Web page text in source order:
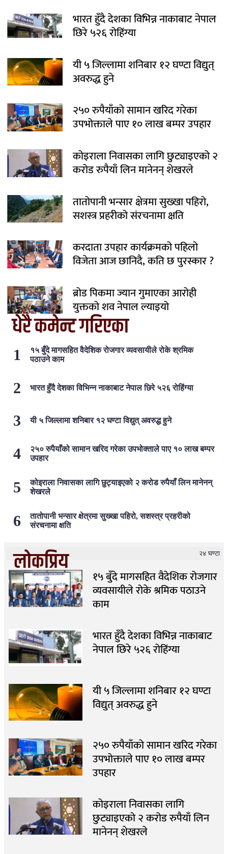
भारत हुँदै देशका विभिन्न नाकाबाट नेपाल
छिरे ५२६ रोहिंग्या
यी ५ जिल्लामा शनिबार १२ घण्टा विद्युत्
अवरुद्ध हुने
२५० रुपैयाँको सामान खरिद गरेका
उपभोक्ताले पाए १० लाख बम्पर उपहार
कोइराला निवासका लागि छुट्याइएको २
करोड रुपैयाँ लिन मानेनन् शेखरले
तातोपानी भन्सार क्षेत्रमा सुख्खा पहिरो,
सशस्त्र प्रहरीको संरचनामा क्षति
करदाता उपहार कार्यक्रमको पहिलो
विजेता आज छानिदै, कति छ पुरस्कार ?
ब्रोड पिकमा ज्यान गुमाएका आरोही
युक्तको शव नेपाल ल्याइयो
धेरै कमेन्ट गरिएका
१५ बुँदे मागसहित वैदेशिक रोजगार व्यवसायीले रोके श्रमिक
पठाउने काम
भारत हुँदै देशका विभिन्न नाकाबाट नेपाल छिरे ५२६ रोहिंग्या
यी ५ जिल्लामा शनिबार १२ घण्टा विद्युत् अवरुद्ध हुने
२५० रुपैयाँको सामान खरिद गरेका उपभोक्ताले पाए १० लाख बम्पर
उपहार
कोइराला निवासका लागि छुट्याइएको २ करोड रुपैयाँ लिन मानेनन्
शेखरले
तातोपानी भन्सार क्षेत्रमा सुख्खा पहिरो, सशस्त्र प्रहरीको
संरचनामा क्षति
लोकप्रिय २४ घण्टा
१५ बुँदे मागसहित वैदेशिक रोजगार
व्यवसायीले रोके श्रमिक पठाउने
काम
भारत हुँदै देशका विभिन्न नाकाबाट
नेपाल छिरे ५२६ रोहिंग्या
यी ५ जिल्लामा शनिबार १२ घण्टा
विद्युत् अवरुद्ध हुने
२५० रुपैयाँको सामान खरिद गरेका
उपभोक्ताले पाए १० लाख बम्पर
उपहार
कोइराला निवासका लागि
छुट्याइएको २ करोड रुपैयाँ लिन
मानेनन् शेखरले